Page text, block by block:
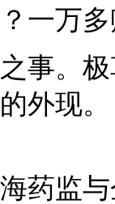
一万
事。
外现。
药监